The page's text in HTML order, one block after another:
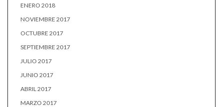
ENERO 2018
NOVIEMBRE 2017
OCTUBRE 2017
SEPTIEMBRE 2017
JULIO 2017
JUNIO 2017
ABRIL 2017
MARZO 2017